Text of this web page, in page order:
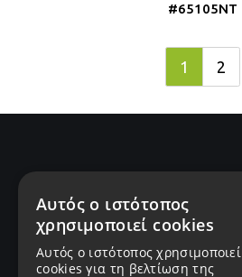
#65105NT
1 2
Αυτός ο ιστότοπος
χρησιμοποιεί cookies
Αυτός ο ιστότοπος χρησιμοποιεί
cookies για τη βελτίωση της